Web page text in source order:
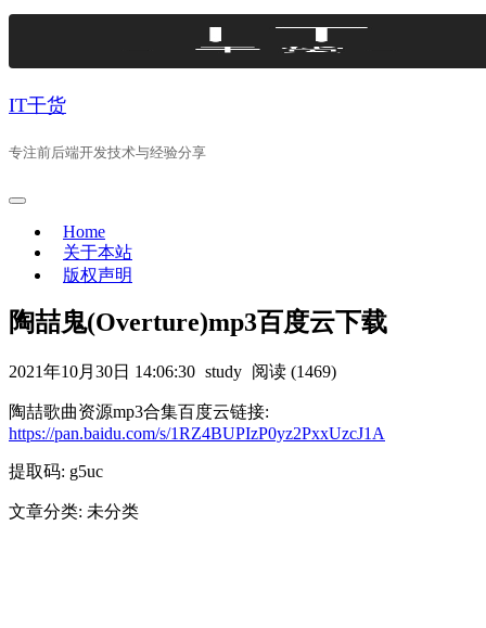
Skip
IT干货
专注前后端开发技术与经验分享
Home
关于本站
版权声明
陶喆鬼(Overture)mp3百度云下载
2021年10月30日 14:06:30 study 阅读 (1469)
陶喆歌曲资源mp3合集百度云链接:
https://pan.baidu.com/s/1RZ4BUPIzP0yz2PxxUzcJ1A
提取码: g5uc
文章分类: 未分类